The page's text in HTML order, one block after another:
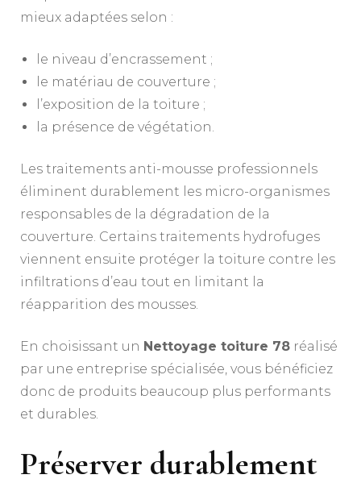
mieux adaptées selon :
le niveau d’encrassement ;
le matériau de couverture ;
l’exposition de la toiture ;
la présence de végétation.
Les traitements anti-mousse professionnels
éliminent durablement les micro-organismes
responsables de la dégradation de la
couverture. Certains traitements hydrofuges
viennent ensuite protéger la toiture contre les
infiltrations d’eau tout en limitant la
réapparition des mousses.
En choisissant un Nettoyage toiture 78 réalisé
par une entreprise spécialisée, vous bénéficiez
donc de produits beaucoup plus performants
et durables.
Préserver durablement